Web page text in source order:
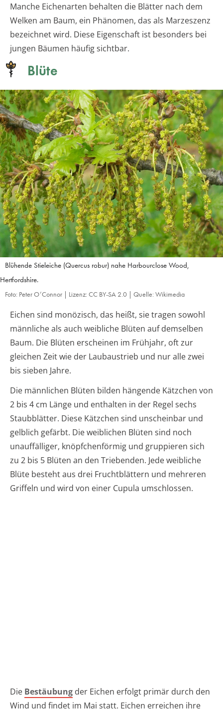
Manche Eichenarten behalten die Blätter nach dem
Welken am Baum, ein Phänomen, das als Marzeszenz
bezeichnet wird. Diese Eigenschaft ist besonders bei
jungen Bäumen häufig sichtbar.
Blüte
Blühende Stieleiche (Quercus robur) nahe Harbourclose Wood,
Hertfordshire.
Foto: Peter O’Connor | Lizenz: CC BY-SA 2.0 | Quelle: Wikimedia
Eichen sind monözisch, das heißt, sie tragen sowohl
männliche als auch weibliche Blüten auf demselben
Baum. Die Blüten erscheinen im Frühjahr, oft zur
gleichen Zeit wie der Laubaustrieb und nur alle zwei
bis sieben Jahre.
Die männlichen Blüten bilden hängende Kätzchen von
2 bis 4 cm Länge und enthalten in der Regel sechs
Staubblätter. Diese Kätzchen sind unscheinbar und
gelblich gefärbt. Die weiblichen Blüten sind noch
unauffälliger, knöpfchenförmig und gruppieren sich
zu 2 bis 5 Blüten an den Triebenden. Jede weibliche
Blüte besteht aus drei Fruchtblättern und mehreren
Griffeln und wird von einer Cupula umschlossen.
Die Bestäubung der Eichen erfolgt primär durch den
Wind und findet im Mai statt. Eichen erreichen ihre